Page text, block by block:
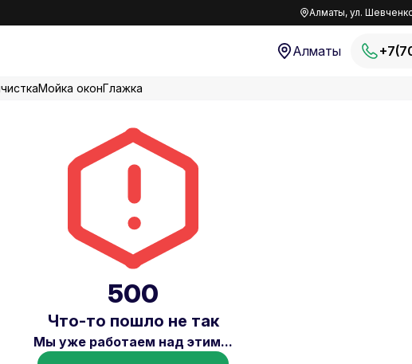
Алматы, ул.
Алматы
Мойка оконГлажка
500
Что-то пошло не так
Мы уже работаем над этим...